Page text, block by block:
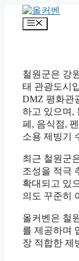
메
철원군은 강
태 관광도시
DMZ 평화관
하고 있으며,
페, 음식점,
소용 제빙기
최근 철원군
조성을 적극
확대되고 있
의도 꾸준히
올커벤은 철
를 제공하며
장 적합한 제